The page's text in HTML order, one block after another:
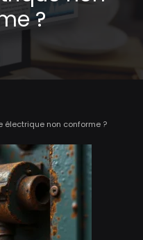
?
électrique non conforme ?